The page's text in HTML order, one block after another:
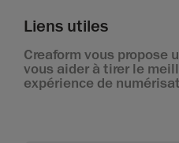
Liens utiles
Creaform vous propose
vous aider à tirer le
expérience de